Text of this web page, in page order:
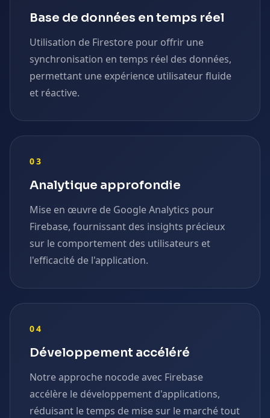
Base de données en temps réel
Utilisation de Firestore pour offrir une
synchronisation en temps réel des données,
permettant une expérience utilisateur fluide
et réactive.
03
Analytique approfondie
Mise en œuvre de Google Analytics pour
Firebase, fournissant des insights précieux
sur le comportement des utilisateurs et
l'efficacité de l'application.
04
Développement accéléré
Notre approche nocode avec Firebase
accélère le développement d'applications,
réduisant le temps de mise sur le marché tout